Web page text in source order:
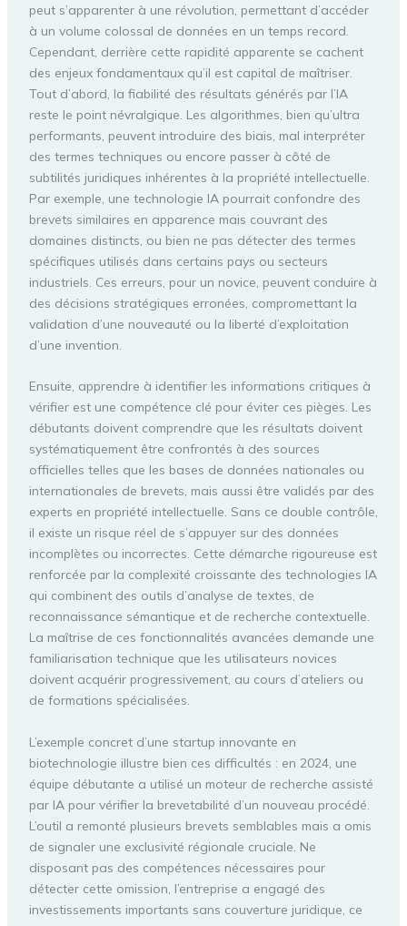
peut s’apparenter à une révolution, permettant d’accéder
à un volume colossal de données en un temps record.
Cependant, derrière cette rapidité apparente se cachent
des enjeux fondamentaux qu’il est capital de maîtriser.
Tout d’abord, la fiabilité des résultats générés par l’IA
reste le point névralgique. Les algorithmes, bien qu’ultra
performants, peuvent introduire des biais, mal interpréter
des termes techniques ou encore passer à côté de
subtilités juridiques inhérentes à la propriété intellectuelle.
Par exemple, une technologie IA pourrait confondre des
brevets similaires en apparence mais couvrant des
domaines distincts, ou bien ne pas détecter des termes
spécifiques utilisés dans certains pays ou secteurs
industriels. Ces erreurs, pour un novice, peuvent conduire à
des décisions stratégiques erronées, compromettant la
validation d’une nouveauté ou la liberté d’exploitation
d’une invention.
Ensuite, apprendre à identifier les informations critiques à
vérifier est une compétence clé pour éviter ces pièges. Les
débutants doivent comprendre que les résultats doivent
systématiquement être confrontés à des sources
officielles telles que les bases de données nationales ou
internationales de brevets, mais aussi être validés par des
experts en propriété intellectuelle. Sans ce double contrôle,
il existe un risque réel de s’appuyer sur des données
incomplètes ou incorrectes. Cette démarche rigoureuse est
renforcée par la complexité croissante des technologies IA
qui combinent des outils d’analyse de textes, de
reconnaissance sémantique et de recherche contextuelle.
La maîtrise de ces fonctionnalités avancées demande une
familiarisation technique que les utilisateurs novices
doivent acquérir progressivement, au cours d’ateliers ou
de formations spécialisées.
L’exemple concret d’une startup innovante en
biotechnologie illustre bien ces difficultés : en 2024, une
équipe débutante a utilisé un moteur de recherche assisté
par IA pour vérifier la brevetabilité d’un nouveau procédé.
L’outil a remonté plusieurs brevets semblables mais a omis
de signaler une exclusivité régionale cruciale. Ne
disposant pas des compétences nécessaires pour
détecter cette omission, l’entreprise a engagé des
investissements importants sans couverture juridique, ce